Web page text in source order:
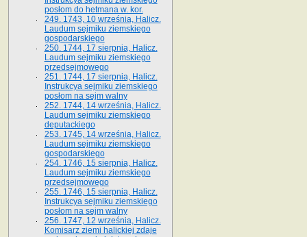
posłom do hetmana w. kor.
249. 1743, 10 września, Halicz.
Laudum sejmiku ziemskiego
gospodarskiego
250. 1744, 17 sierpnia, Halicz.
Laudum sejmiku ziemskiego
przedsejmowego
251. 1744, 17 sierpnia, Halicz.
Instrukcya sejmiku ziemskiego
posłom na sejm walny
252. 1744, 14 września, Halicz.
Laudum sejmiku ziemskiego
deputackiego
253. 1745, 14 września, Halicz.
Laudum sejmiku ziemskiego
gospodarskiego
254. 1746, 15 sierpnia, Halicz.
Laudum sejmiku ziemskiego
przedsejmowego
255. 1746, 15 sierpnia, Halicz.
Instrukcya sejmiku ziemskiego
posłom na sejm walny
256. 1747, 12 września, Halicz.
Komisarz ziemi halickiej zdaje